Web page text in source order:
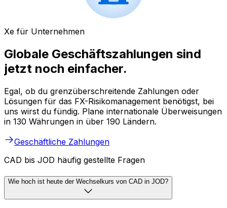
Xe für Unternehmen
Globale Geschäftszahlungen sind
jetzt noch einfacher.
Egal, ob du grenzüberschreitende Zahlungen oder
Lösungen für das FX-Risikomanagement benötigst, bei
uns wirst du fündig. Plane internationale Überweisungen
in 130 Währungen in über 190 Ländern.
Geschäftliche Zahlungen
CAD bis JOD häufig gestellte Fragen
Wie hoch ist heute der Wechselkurs von CAD in JOD?